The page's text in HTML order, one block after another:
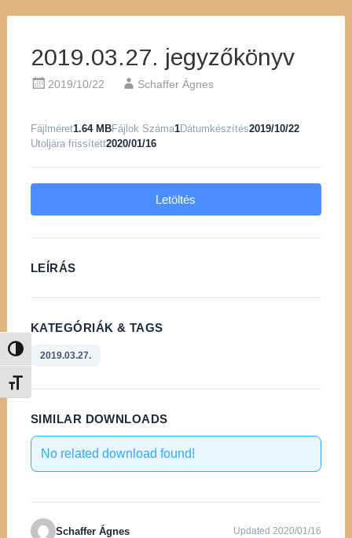
Nagy kontraszt váltása
Betűméret váltása
2019.03.27. jegyzőkönyv
2019/10/22 Schaffer Ágnes
Fájlméret1.64 MBFájlok Száma1Dátumkészítés2019/10/22
Utoljára frissített2020/01/16
Letöltés
LEÍRÁS
KATEGÓRIÁK & TAGS
2019.03.27.
SIMILAR DOWNLOADS
No related download found!
Schaffer Ágnes Updated 2020/01/16